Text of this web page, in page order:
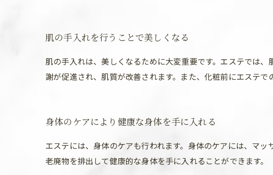
肌の手入れを行うことで美しくなる
肌の手入れは、美しくなるために大変重要です。エステでは
謝が促進され、肌質が改善されます。また、化粧前にエステ
身体のケアにより健康な身体を手に入れる
エステには、身体のケアも行われます。身体のケアには、マ
老廃物を排出して健康的な身体を手に入れることができます。